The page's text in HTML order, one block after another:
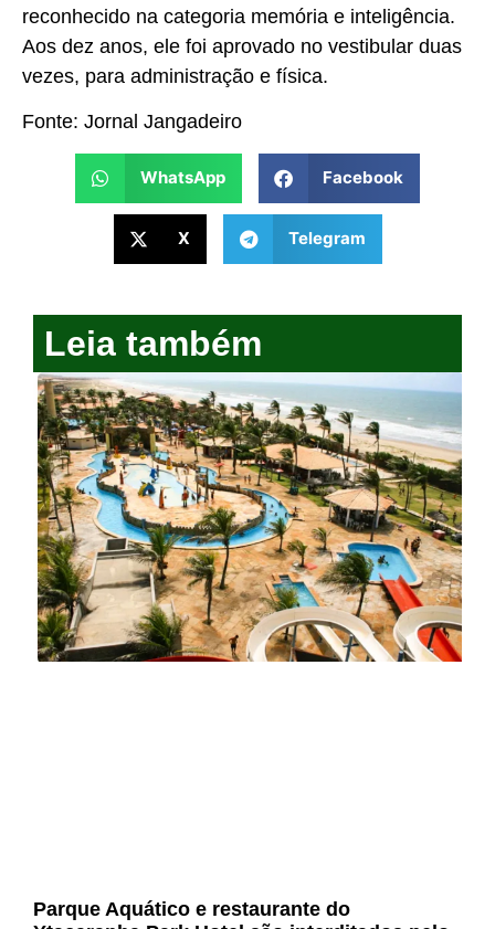
reconhecido na categoria memória e inteligência.
Aos dez anos, ele foi aprovado no vestibular duas
vezes, para administração e física.
Fonte: Jornal Jangadeiro
WhatsApp Facebook
X Telegram
Leia também
Parque Aquático e restaurante do